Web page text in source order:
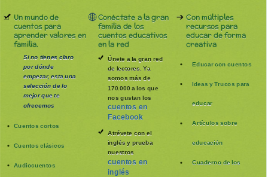
Un mundo de
cuentos para
aprender valores en
familia.
Si no tienes claro
por dónde
empezar, esta una
selección de lo
mejor que te
ofrecemos
Cuentos cortos
Cuentos clásicos
Audiocuentos
Conéctate a la gran
familia de los
cuentos educativos
en la red
Únete a la gran red
de lectores. Ya
somos más de
170.000 a los que
nos gustan los
cuentos en
Facebook
Atrévete con el
inglés y prueba
nuestros
cuentos en
inglés
Con múltiples
recursos para
educar de forma
creativa
Educar con cuentos
Ideas y Trucos para
educar
Artículos sobre
educación
Cuaderno de los